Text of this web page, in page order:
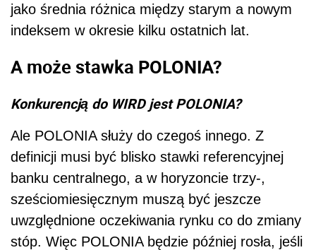
jako średnia różnica między starym a nowym
indeksem w okresie kilku ostatnich lat.
A może stawka POLONIA?
Konkurencją do WIRD jest POLONIA?
Ale POLONIA służy do czegoś innego. Z
definicji musi być blisko stawki referencyjnej
banku centralnego, a w horyzoncie trzy-,
sześciomiesięcznym muszą być jeszcze
uwzględnione oczekiwania rynku co do zmiany
stóp. Więc POLONIA będzie później rosła, jeśli